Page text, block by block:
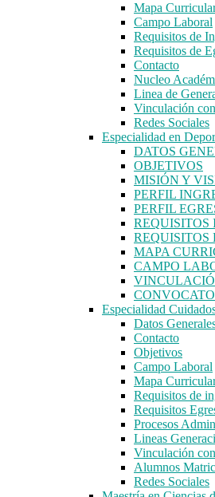
Mapa
Campo Laboral
Requisitos de
Requisitos de
Contacto
Nucleo
Linea de
Vinculación
Redes Sociales
Especialidad en
DATOS
OBJETIVOS
MISIÓN Y
PERFIL
PERFIL
REQUISITOS
REQUISITOS
MAPA
CAMPO
Especialidad
Datos
Contacto
Objetivos
Campo Laboral
Mapa
Requisitos de
Requisitos
Procesos
Lineas
Vinculación
Alumnos
Redes Sociales